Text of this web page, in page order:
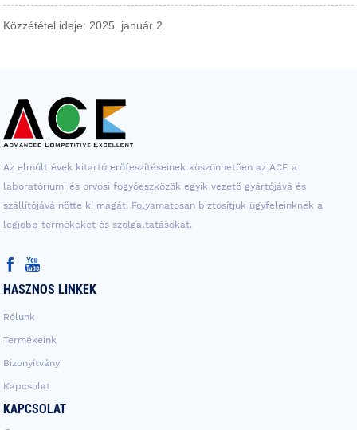
Közzététel ideje: 2025. január 2.
Az elmúlt évek kitartó erőfeszítéseinek köszönhetően az ACE a
laboratóriumi és orvosi fogyóeszközök egyik vezető gyártójává és
szállítójává nőtte ki magát. Folyamatosan biztosítjuk ügyfeleinknek a
legjobb termékeket és szolgáltatásokat.
HASZNOS LINKEK
Rólunk
Termékeink
Bizonyítvány
Kapcsolat
KAPCSOLAT